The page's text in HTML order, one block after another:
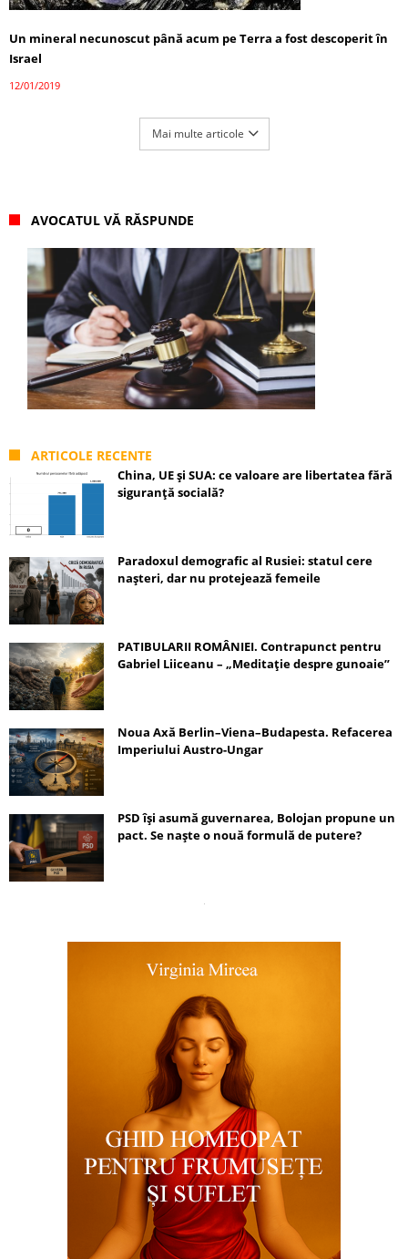
Un mineral necunoscut până acum pe Terra a fost descoperit în
Israel
12/01/2019
Mai multe articole
AVOCATUL VĂ RĂSPUNDE
ARTICOLE RECENTE
China, UE și SUA: ce valoare are libertatea fără
siguranță socială?
Paradoxul demografic al Rusiei: statul cere
nașteri, dar nu protejează femeile
PATIBULARII ROMÂNIEI. Contrapunct pentru
Gabriel Liiceanu – „Meditație despre gunoaie”
Noua Axă Berlin–Viena–Budapesta. Refacerea
Imperiului Austro-Ungar
PSD își asumă guvernarea, Bolojan propune un
pact. Se naște o nouă formulă de putere?